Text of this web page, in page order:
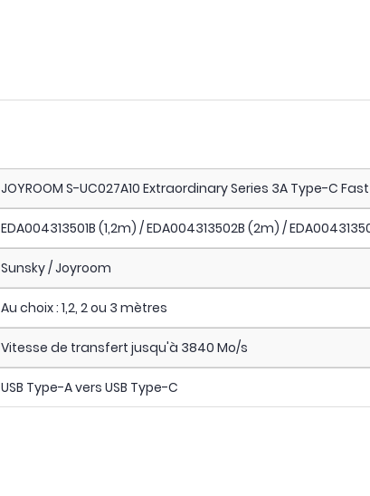
JOYROOM S-UC027A10 Extraordinary Series 3A Type-C
EDA004313501B (1,2m) / EDA004313502B (2m) /
Sunsky / Joyroom
Au choix : 1,2, 2 ou 3 mètres
Vitesse de transfert jusqu'à 3840 Mo/s
USB Type-A vers USB Type-C